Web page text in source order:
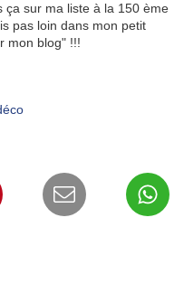
ça sur ma liste à la 150 ème
pas loin dans mon petit
mon blog" !!!